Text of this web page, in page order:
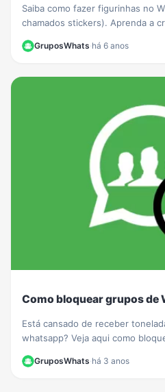
Saiba como fazer figurinhas no
chamados stickers). Aprenda a
GruposWhats·há 6 anos
Como bloquear grupos de
Está cansado de receber
whatsapp? Veja aqui como
GruposWhats·há 3 anos